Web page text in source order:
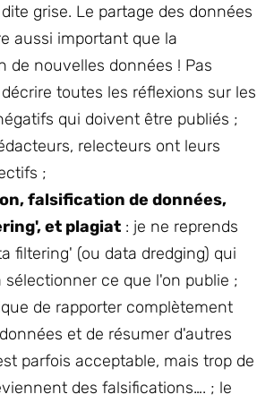
grise. Le partage des données
aussi important que la
de nouvelles données ! Pas
toutes les réflexions sur les
qui doivent être publiés ;
relecteurs ont leurs
;
falsification de données,
et plagiat : je ne reprends
filtering' (ou data dredging) qui
sélectionner ce que l'on publie ;
de rapporter complètement
et de résumer d'autres
parfois acceptable, mais trop de
des falsifications…. ; le